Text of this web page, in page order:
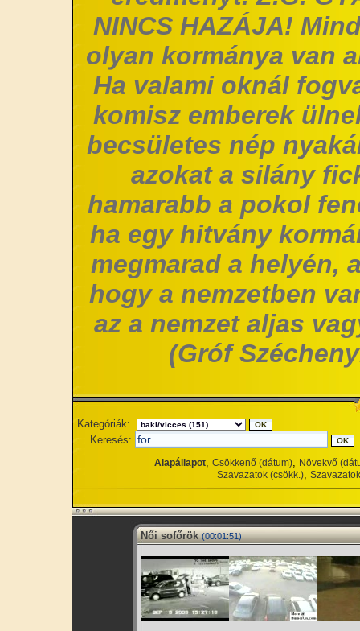
NINCS HAZÁJA!
olyan kormánya van
Ha valami oknál
komisz emberek
becsületes nép
azokat a silány
hamarabb a pokol
ha egy hitvány
megmarad a helyén,
hogy a nemzetben
az a nemzet aljas
(Gróf
Kategóriák:
Keresés:
Alapállapot, Csökkenő (dátum), Növekvő
Szavazatok (csökk.),
Női sofőrök (00:01:51)